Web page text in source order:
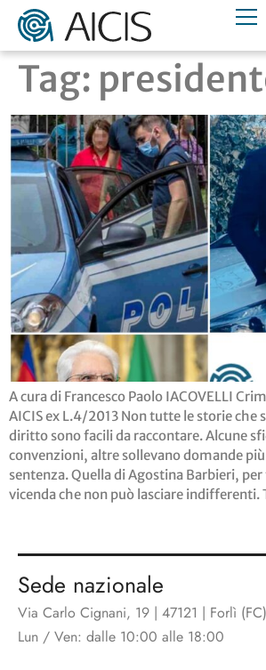
Tag:
A cura di Francesco Paolo IACOVELLI
AICIS ex L.4/2013 Non tutte le storie che
diritto sono facili da raccontare. Alcune
convenzioni, altre sollevano domande
sentenza. Quella di Agostina Barbieri,
vicenda che non può lasciare indifferenti.
Sede nazionale
Via Carlo Cignani, 19 | 47121 | Forlì (FC)
Lun / Ven: dalle 10:00 alle 18:00